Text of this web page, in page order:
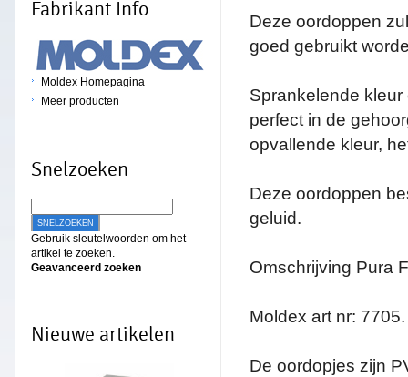
Fabrikant Info
Moldex Homepagina
Meer producten
Snelzoeken
SNELZOEKEN
Gebruik sleutelwoorden om het
artikel te zoeken.
Geavanceerd zoeken
Nieuwe artikelen
Deze oordoppen
goed gebruikt
Sprankelende
perfect in de
opvallende kleur,
Deze oordoppen
geluid.
Omschrijving Pura
Moldex art nr: 7705.
De oordopjes zijn